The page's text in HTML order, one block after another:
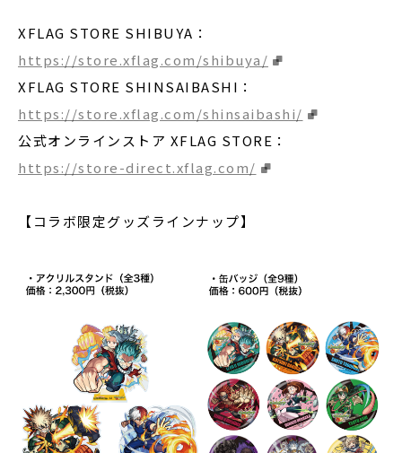
XFLAG STORE SHIBUYA：
https://store.xflag.com/shibuya/
XFLAG STORE SHINSAIBASHI：
https://store.xflag.com/shinsaibashi/
公式オンラインストア XFLAG STORE：
https://store-direct.xflag.com/
【コラボ限定グッズラインナップ】